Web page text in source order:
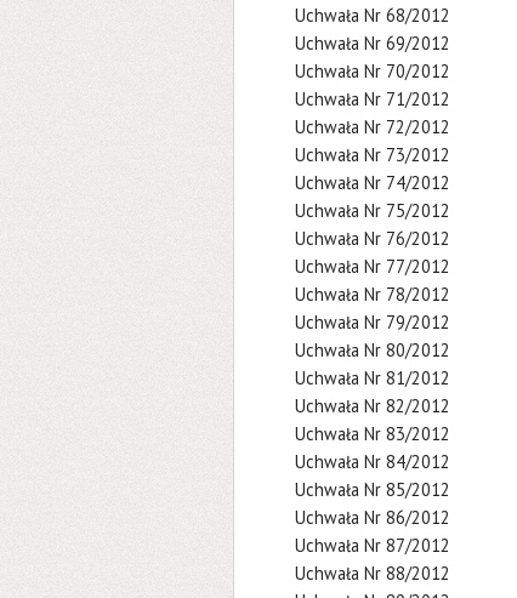
Uchwała Nr 68/2012
Uchwała Nr 69/2012
Uchwała Nr 70/2012
Uchwała Nr 71/2012
Uchwała Nr 72/2012
Uchwała Nr 73/2012
Uchwała Nr 74/2012
Uchwała Nr 75/2012
Uchwała Nr 76/2012
Uchwała Nr 77/2012
Uchwała Nr 78/2012
Uchwała Nr 79/2012
Uchwała Nr 80/2012
Uchwała Nr 81/2012
Uchwała Nr 82/2012
Uchwała Nr 83/2012
Uchwała Nr 84/2012
Uchwała Nr 85/2012
Uchwała Nr 86/2012
Uchwała Nr 87/2012
Uchwała Nr 88/2012